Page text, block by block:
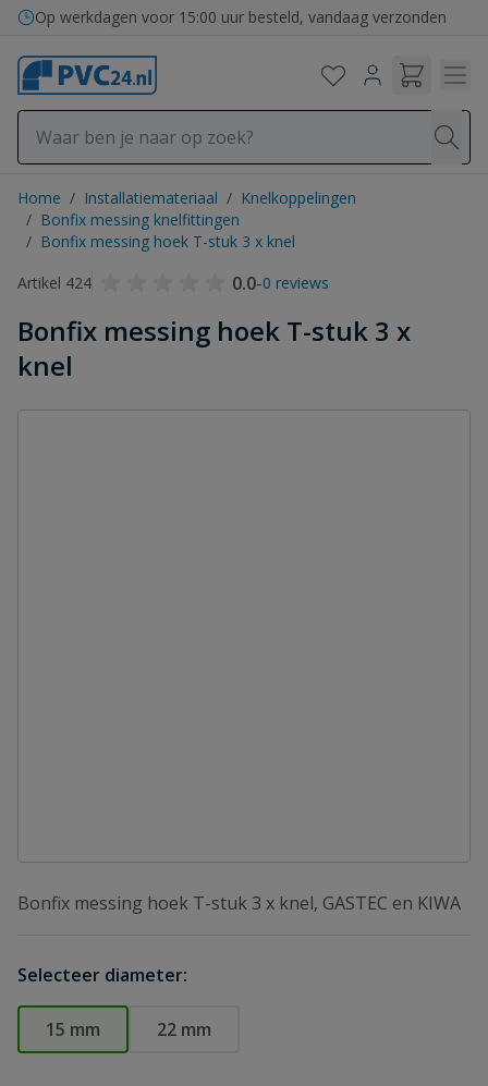
Ga naar de inhoud
Op werkdagen voor 15:00 uur besteld, vandaag verzonden
Home / Installatiemateriaal / Knelkoppelingen
/ Bonfix messing knelfittingen
/ Bonfix messing hoek T-stuk 3 x knel
Artikel 424
0.0-0 reviews
Bonfix messing hoek T-stuk 3 x
knel
Bonfix messing hoek T-stuk 3 x knel, GASTEC en KIWA
Selecteer diameter:
15 mm 22 mm